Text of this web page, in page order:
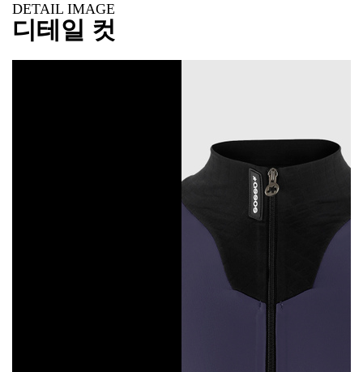
DETAIL IMAGE
디테일 컷